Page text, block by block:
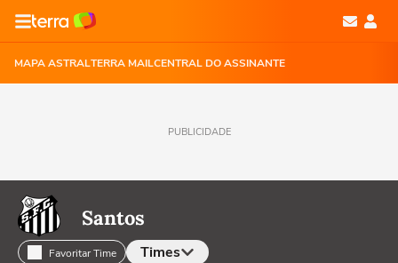
MAPA ASTRALTERRA MAILCENTRAL DO ASSINANTE
PUBLICIDADE
Santos
Favoritar Time Times